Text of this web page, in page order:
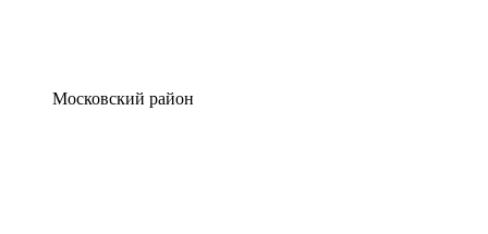
Московский район